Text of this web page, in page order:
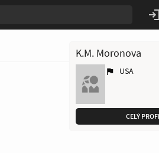
K.M. Moronova
USA
CELÝ